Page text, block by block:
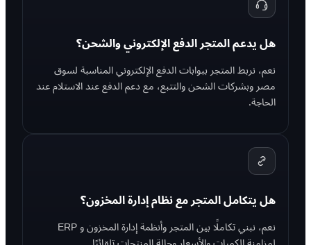
هل يدعم المتجر الدفع الإلكتروني والشحن؟
نعم، نربط المتجر ببوابات الدفع الإلكتروني المناسبة لسوق
مصر وبشركات الشحن والتتبع، مع دعم الدفع عند الاستلام عند
الحاجة.
هل يتكامل المتجر مع نظام إدارة المخزون؟
نعم، نبني تكاملًا بين المتجر وأنظمة إدارة المخزون و ERP